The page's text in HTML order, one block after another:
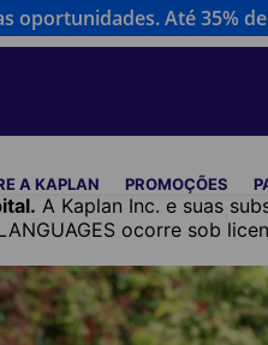
A KAPLAN PROMOÇÕES
A Kaplan Inc. e suas
ocorre sob
oportunidades. Até 35%